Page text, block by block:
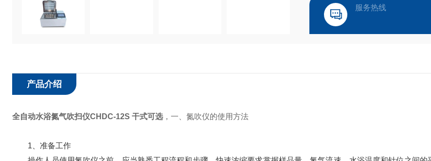
服务热线
产品介绍
全自动水浴氮气吹扫仪CHDC-12S 干式可选 ， 一、氮吹仪的使用方法
1、准备工作